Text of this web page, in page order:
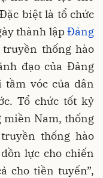
biệt là tổ chức
thành lậpĐảng
thống hào
đạo của Đảng
tầm vóc của dân
Tổ chức tốt kỷ
miền Nam, thống
thống hào
lực cho chiến
cho tiền tuyến”,